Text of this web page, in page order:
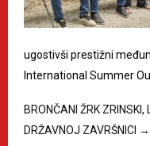
ugostivši prestižni
International Summer
BRONČANI ŽRK
DRŽAVNOJ ZAVRŠNICI →